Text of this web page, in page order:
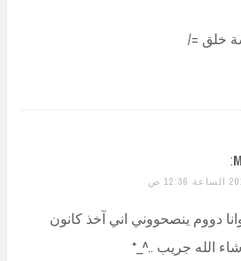
خلق =/
:
دووم ينصحووني اني آخذ كانون
الله جريب ..^_*